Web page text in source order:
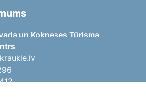
un Kokneses Tūrisma